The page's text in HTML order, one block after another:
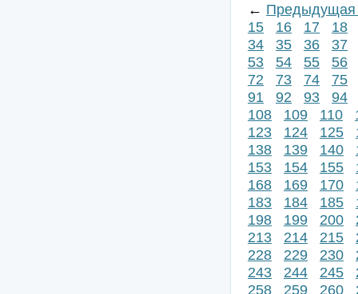
← Предыдущая
15
16 17
18
34
35 36
37
53
54 55
56
72
73 74
75
91
92 93
94
108
109 110
123
124 125
138
139 140
153
154 155
168
169 170
183
184 185
198
199 200
213
214 215
228
229 230
243
244 245
258
259 260